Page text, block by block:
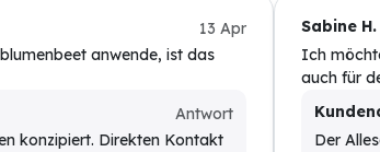
13 Apr
anwende, ist das
Antwort
konzipiert. Direkten Kontakt
Sabine H.
Ich
auch für
Der